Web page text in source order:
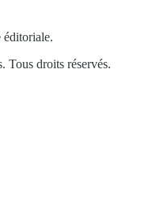
éditoriale.
droits réservés.